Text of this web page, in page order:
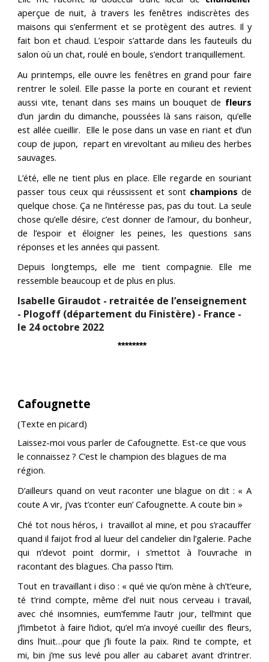
aperçue de nuit, à travers les fenêtres indiscrètes des
maisons qui s’enferment et se protègent des autres. Il y
fait bon et chaud. L’espoir s’attarde dans les fauteuils du
salon où un chat, roulé en boule, s’endort tranquillement.
Au printemps, elle ouvre les fenêtres en grand pour faire
rentrer le soleil. Elle passe la porte en courant et revient
aussi vite, tenant dans ses mains un bouquet de fleurs
d’un jardin du dimanche, poussées là sans raison, qu’elle
est allée cueillir. Elle le pose dans un vase en riant et d’un
coup de jupon, repart en virevoltant au milieu des herbes
sauvages.
L’été, elle ne tient plus en place. Elle regarde en souriant
passer tous ceux qui réussissent et sont champions de
quelque chose. Ça ne l’intéresse pas, pas du tout. La seule
chose qu’elle désire, c’est donner de l’amour, du bonheur,
de l’espoir et éloigner les peines, les questions sans
réponses et les années qui passent.
Depuis longtemps, elle me tient compagnie. Elle me
ressemble beaucoup et de plus en plus.
Isabelle Giraudot - retraitée de l’enseignement
- Plogoff (département du Finistère) - France -
le 24 octobre 2022
********
Cafougnette
(Texte en picard)
Laissez-moi vous parler de Cafougnette. Est-ce que vous
le connaissez ? C’est le champion des blagues de ma
région.
D’ailleurs quand on veut raconter une blague on dit : « A
coute A vir, j’vas t’conter eun’ Cafougnette. A coute bin »
Ché tot nous héros, i travaillot al mine, et pou s’racauffer
quand il faijot frod al lueur del candelier din l’galerie. Pache
qui n’devot point dormir, i s’mettot à l’ouvrache in
racontant des blagues. Cha passo l’tim.
Tout en travaillant i diso : « qué vie qu’on mène à ch’t’eure,
té t’rind compte, même d’el nuit nous cerveau i travail,
avec ché insomnies, eum’femme l’autr jour, tell’mint que
j’l’imbetot à faire l’idiot, qu’el m’a invoyé cueillir des fleurs,
dins l’nuit…pour que j’li foute la paix. Rind te compte, et
mi, bin j’me sus levé pou aller au cabaret avant d’rintrer.